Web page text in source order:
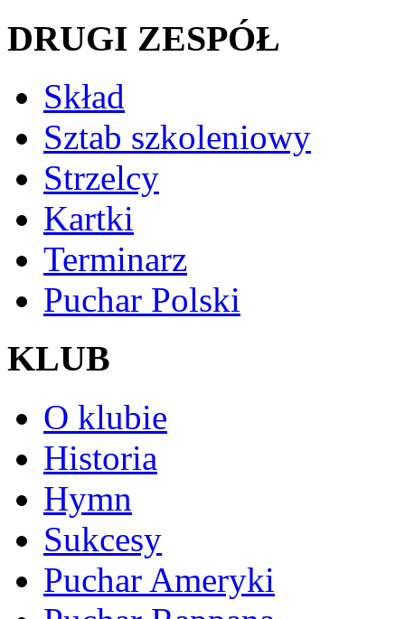
DRUGI ZESPÓŁ
Skład
Sztab szkoleniowy
Strzelcy
Kartki
Terminarz
Puchar Polski
KLUB
O klubie
Historia
Hymn
Sukcesy
Puchar Ameryki